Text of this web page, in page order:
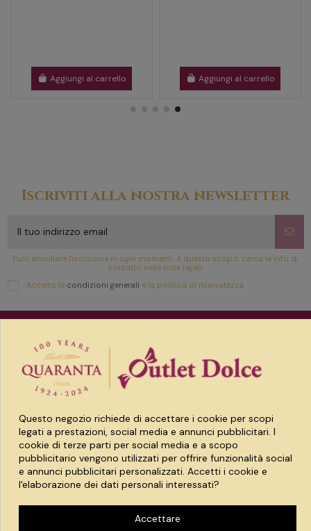
Aggiungi al carrello Aggiungi al carrello
Iscriviti alla nostra newsletter
Puoi annullare l'iscrizione in ogni momenti. A questo scopo, cerca le info di
contatto nelle note legali.
Accetto le condizioni generali e la politica di riservatezza
Link utili
Prodotti
Account
Spaccio quaranta srl
Via Treviglio 8 24043 Caravaggio (BG)
Questo negozio richiede di accettare i cookie per scopi
legati a prestazioni, social media e annunci pubblicitari. I
cookie di terze parti per social media e a scopo
pubblicitario vengono utilizzati per offrire funzionalità social
e annunci pubblicitari personalizzati. Accetti i cookie e
l'elaborazione dei dati personali interessati?
Accettare